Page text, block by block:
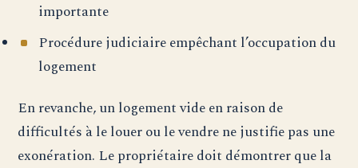
importante
Procédure judiciaire empêchant l’occupation du
logement
En revanche, un logement vide en raison de
difficultés à le louer ou le vendre ne justifie pas une
exonération. Le propriétaire doit démontrer que la